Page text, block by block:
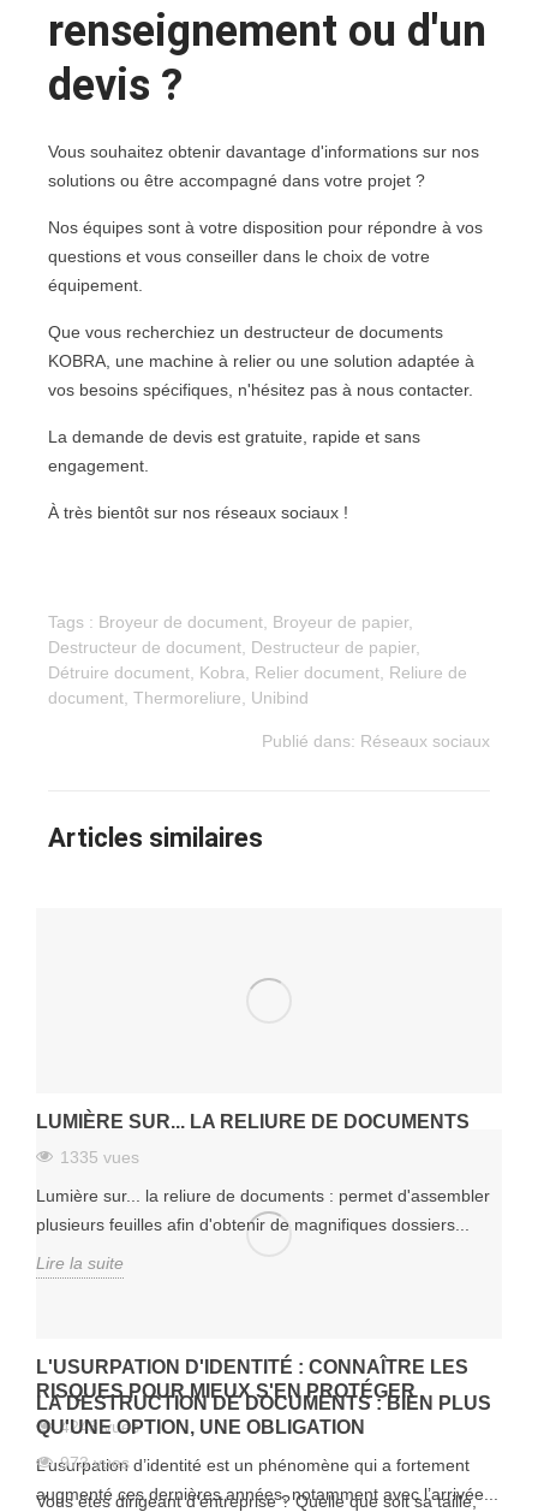
renseignement ou d'un
devis ?
Vous souhaitez obtenir davantage d'informations sur nos
solutions ou être accompagné dans votre projet ?
Nos équipes sont à votre disposition pour répondre à vos
questions et vous conseiller dans le choix de votre
équipement.
Que vous recherchiez un destructeur de documents
KOBRA, une machine à relier ou une solution adaptée à
vos besoins spécifiques, n'hésitez pas à nous contacter.
La demande de devis est gratuite, rapide et sans
engagement.
À très bientôt sur nos réseaux sociaux !
Tags : Broyeur de document Broyeur de papier,
Destructeur de document Destructeur de papier,
Détruire document Kobra Relier document Reliure de
document Thermoreliure Unibind
Publié dans: Réseaux sociaux
Articles similaires
LUMIÈRE SUR... LA RELIURE DE DOCUMENTS
1335 vues
Lumière sur... la reliure de documents : permet d'assembler
plusieurs feuilles afin d'obtenir de magnifiques dossiers...
Lire la suite
L'USURPATION D'IDENTITÉ : CONNAÎTRE LES
RISQUES POUR MIEUX S'EN PROTÉGER
4248 vues
L’usurpation d’identité est un phénomène qui a fortement
augmenté ces dernières années, notamment avec l’arrivée...
LA DESTRUCTION DE DOCUMENTS : BIEN PLUS
QU'UNE OPTION, UNE OBLIGATION
973 vues
Vous êtes dirigeant d’entreprise ? Quelle que soit sa taille,